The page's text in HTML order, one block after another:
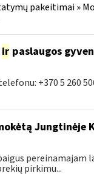
pakeitimai »
irpaslaugos
+370 5 260
Jungtinėje
pereinamajam
pirkimu...